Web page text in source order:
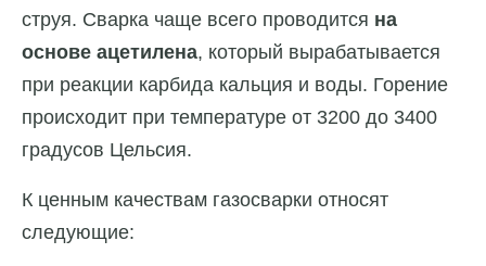
струя. Сварка чаще всего проводится на
основе ацетилена, который вырабатывается
при реакции карбида кальция и воды. Горение
происходит при температуре от 3200 до 3400
градусов Цельсия.
К ценным качествам газосварки относят
следующие: